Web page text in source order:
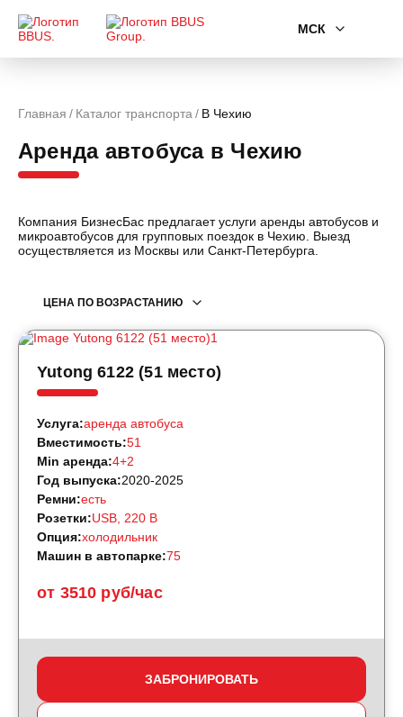
МСК
Главная Каталог транспорта В Чехию
Аренда автобуса в Чехию
Компания БизнесБас предлагает услуги аренды автобусов и
микроавтобусов для групповых поездок в Чехию. Выезд
осуществляется из Москвы или Санкт-Петербурга.
ЦЕНА ПО ВОЗРАСТАНИЮ
Yutong 6122 (51 место)
от 3510 руб/час
Услуга:аренда автобуса
Вместимость:51
Min аренда:4+2
Год выпуска:2020-2025
Ремни:есть
Розетки:USB, 220 B
Опция:холодильник
Машин в автопарке:75
ЗАБРОНИРОВАТЬ